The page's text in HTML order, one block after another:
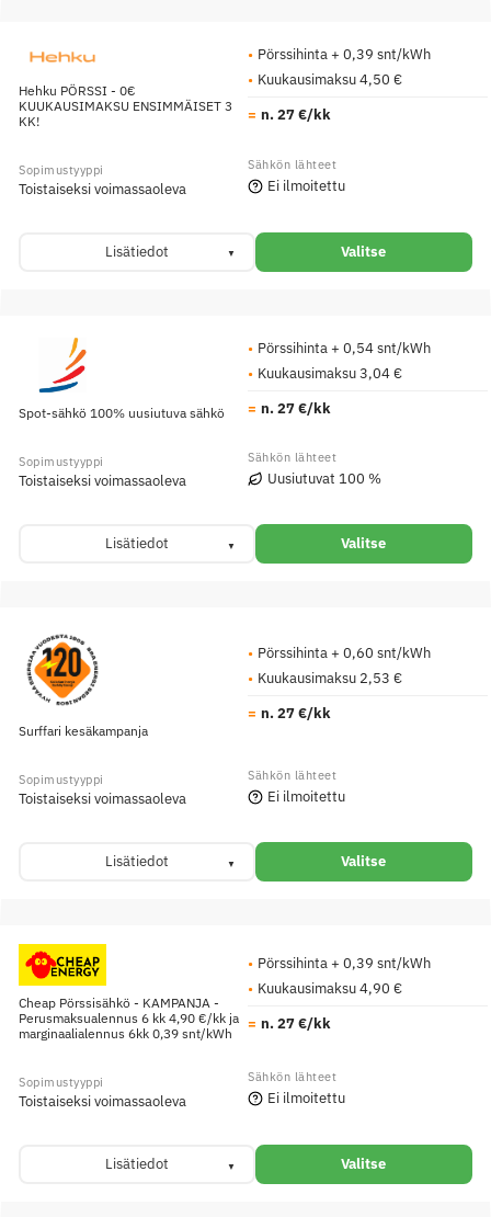
Hehku PÖRSSI - 0€
KUUKAUSIMAKSU ENSIMMÄISET 3
KK!
Pörssihinta + 0,39 snt/kWh
Kuukausimaksu 4,50 €
n. 27 €/kk
Toistaiseksi voimassaoleva Ei ilmoitettu
Lisätiedot Valitse
Spot-sähkö 100% uusiutuva sähkö
Pörssihinta + 0,54 snt/kWh
Kuukausimaksu 3,04 €
n. 27 €/kk
Toistaiseksi voimassaoleva Uusiutuvat 100 %
Lisätiedot Valitse
Surffari kesäkampanja
Pörssihinta + 0,60 snt/kWh
Kuukausimaksu 2,53 €
n. 27 €/kk
Toistaiseksi voimassaoleva Ei ilmoitettu
Lisätiedot Valitse
Cheap Pörssisähkö - KAMPANJA -
Perusmaksualennus 6 kk 4,90 €/kk ja
marginaalialennus 6kk 0,39 snt/kWh
Pörssihinta + 0,39 snt/kWh
Kuukausimaksu 4,90 €
n. 27 €/kk
Toistaiseksi voimassaoleva Ei ilmoitettu
Lisätiedot Valitse